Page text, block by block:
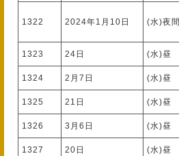
1322 2024年1月10日 (水)夜間
1323 24日 (水)昼
1324 2月7日 (水)昼
1325 21日 (水)昼
1326 3月6日 (水)昼
1327 20日 (水)昼